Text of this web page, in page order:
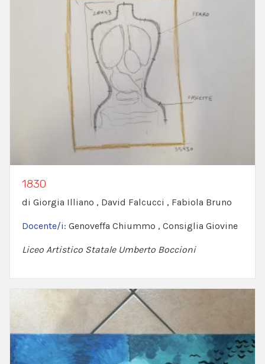
1830
di Giorgia Illiano , David Falcucci , Fabiola Bruno
Docente/i: Genoveffa Chiummo , Consiglia Giovine
Liceo Artistico Statale Umberto Boccioni